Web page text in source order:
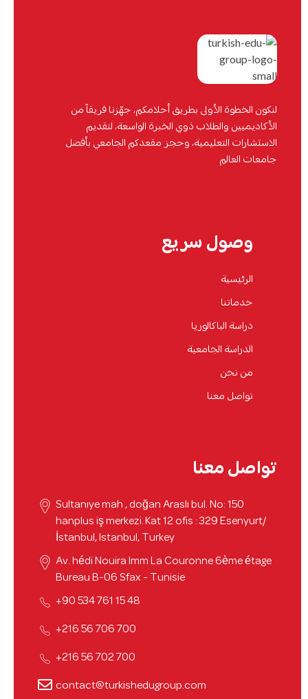
لنكون الخطوة الأولى بطريق أحلامكم، جهّزنا فريقاً من
الأكاديميين والطلاب ذوي الخبرة الواسعة، لتقديم
الاستشارات التعليمية، وحجز مقعدكم الجامعي بأفضل
جامعات العالم
وصول سريع
الرئيسية
خدماتنا
دراسة الباكالوريا
الدراسة الجامعية
من نحن
تواصل معنا
تواصل معنا
Sultanıye mah , doğan Araslı bul. No: 150
hanplus iş merkezi. Kat 12 ofis : 329 Esenyurt/
İstanbul, Istanbul, Turkey
Av. hédi Nouira Imm La Couronne 6ème étage
Bureau B-06 Sfax - Tunisie
48 15 761 534 90+
700 706 56 216+
700 702 56 216+
contact@turkishedugroup.com